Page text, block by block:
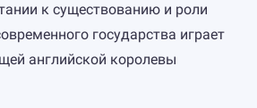
к существованию и роли
государства играет
английской королевы